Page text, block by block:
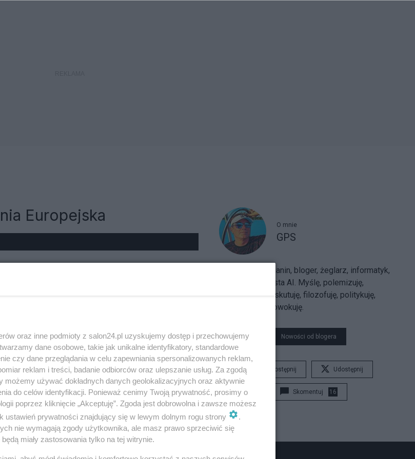
Europejska
O mnie
GPS
Sarmatolibertarianin, bloger, żeglarz, informatyk,
trajkkarz, futurysta AI. Myślę, polemizuję,
argumentuję, dyskutuję, filozofuję, politykuję,
uzasadniam, prowokuję.
Nowości od blogera
Udostępnij Udostępnij
Skomentuj 16
oraz inne podmioty z salon24.pl uzyskujemy dostęp i przechowujemy
dane osobowe, takie jak unikalne identyfikatory, standardowe
czy dane przeglądania w celu zapewniania spersonalizowanych reklam,
reklam i treści, badanie odbiorców oraz ulepszanie usług. Za zgodą
możemy używać dokładnych danych geolokalizacyjnych oraz aktywnie
do celów identyfikacji. Ponieważ cenimy Twoją prywatność, prosimy o
poprzez kliknięcie „Akceptuję”. Zgoda jest dobrowolna i zawsze możesz
ustawień prywatności znajdujący się w lewym dolnym rogu strony
.
nie wymagają zgody użytkownika, ale masz prawo sprzeciwić się
miały zastosowania tylko na tej witrynie.